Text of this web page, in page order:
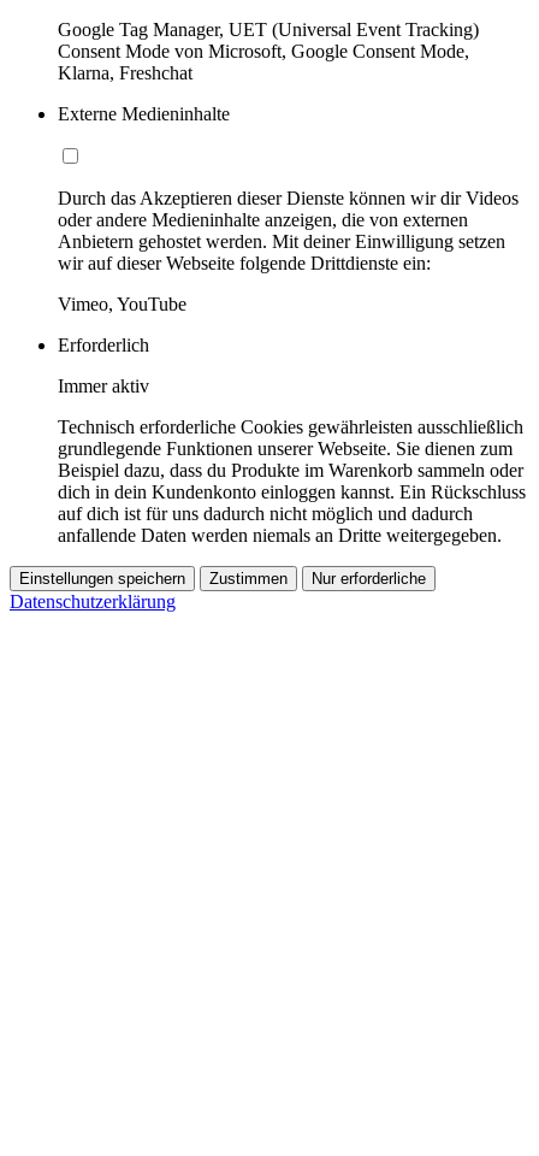
Google Tag Manager, UET (Universal Event Tracking)
Consent Mode von Microsoft, Google Consent Mode,
Klarna, Freshchat
Externe Medieninhalte
Durch das Akzeptieren dieser Dienste können wir dir Videos
oder andere Medieninhalte anzeigen, die von externen
Anbietern gehostet werden. Mit deiner Einwilligung setzen
wir auf dieser Webseite folgende Drittdienste ein:
Vimeo, YouTube
Erforderlich
Immer aktiv
Technisch erforderliche Cookies gewährleisten ausschließlich
grundlegende Funktionen unserer Webseite. Sie dienen zum
Beispiel dazu, dass du Produkte im Warenkorb sammeln oder
dich in dein Kundenkonto einloggen kannst. Ein Rückschluss
auf dich ist für uns dadurch nicht möglich und dadurch
anfallende Daten werden niemals an Dritte weitergegeben.
Einstellungen speichern Zustimmen Nur erforderliche
Datenschutzerklärung